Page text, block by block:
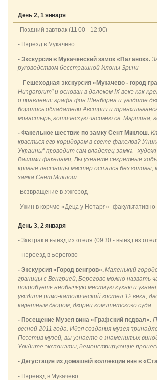
День 2, 1 января
-Поздний завтрак (11:00 - 12:00)
- Перезд в Мукачево
- Экскурсия в Мукачевский замок «Паланок».
руководством бесстрашной Илоны Зрини
- Пешеходная экскурсия «Мукачево - город
Hungarorum" и основан в далеком IX веке как
о правлении графа фон Шенборна и увидите
боролись обладатели Австрии и
монастырь, готическую часовню св. Мартина,
- Факельное шествие по замку Сент Миклош.
красться его коридорам в свете факелов?
Украины" проводит сам владелец замка -
Вашими факелами, Вы узнаете секретные ходы
кривые лестницы мастер остался без
замка Сент Миклош.
-Возвращение в Ужгород
-Ужин в корчме «Деца у Нотаря»- факультативно
День 3, 2 января
- Завтрак и выезд из отеля (09:30 - выезд из
- Переезд в Берегово
- Экскурсия «Город венгров». Маленький
границы с Венгрией, Берегово можно назвать
попробуете необычную местную кухню и
увидите римо-католический костел 12 века,
каретным двором, дворец комитетского суда
- Посещение Музея вина «Графский подвал».
весной 2011 года. Идея создания музея
Посетив музей, вы узнаете о знаменитых
Увидите экспонаты, демонстрирующие
- Дегустация из домашній коллекции вин в
- Переезд в Мукачево